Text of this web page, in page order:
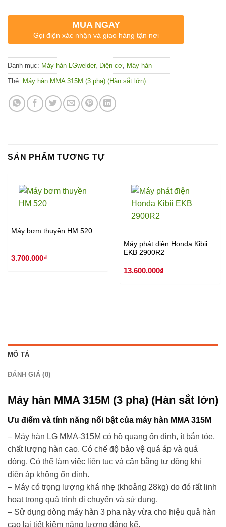
MUA NGAY
Gọi điện xác nhận và giao hàng tận nơi
Danh mục: Máy hàn LGwelder, Điện cơ, Máy hàn
Thẻ: Máy hàn MMA 315M (3 pha) (Hàn sắt lớn)
SẢN PHẨM TƯƠNG TỰ
Máy bơm thuyền HM 520
3.700.000₫
Máy phát điện Honda Kibii
EKB 2900R2
13.600.000₫
MÔ TẢ
ĐÁNH GIÁ (0)
Máy hàn MMA 315M (3 pha) (Hàn sắt lớn)
Ưu điểm và tính năng nổi bật của máy hàn MMA 315M
– Máy hàn LG MMA-315M có hồ quang ổn định, ít bắn tóe,
chất lượng hàn cao. Có chế độ bảo vệ quá áp và quá
dòng. Có thể làm việc liên tục và cân bằng tự động khi
điện áp không ổn định.
– Máy có trọng lượng khá nhẹ (khoảng 28kg) do đó rất linh
hoạt trong quá trình di chuyển và sử dụng.
– Sử dụng dòng máy hàn 3 pha này vừa cho hiệu quả hàn
cao lại tiết kiệm năng lượng đáng kể.